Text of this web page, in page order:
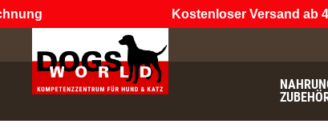
Kostenloser Versand ab